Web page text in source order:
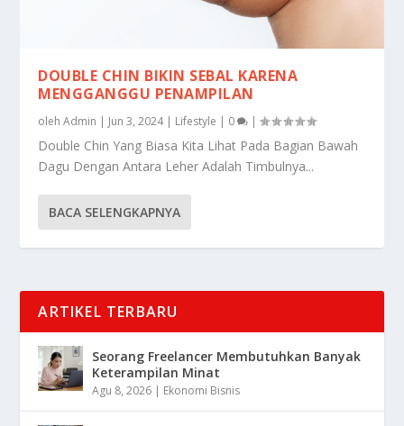
DOUBLE CHIN BIKIN SEBAL KARENA
MENGGANGGU PENAMPILAN
olehAdmin | Jun 3, 2024| Lifestyle | 0 |
Double Chin Yang Biasa Kita Lihat Pada Bagian Bawah
Dagu Dengan Antara Leher Adalah Timbulnya...
BACA SELENGKAPNYA
ARTIKEL TERBARU
Seorang Freelancer Membutuhkan Banyak
Keterampilan Minat
Agu 8, 2026 | Ekonomi Bisnis